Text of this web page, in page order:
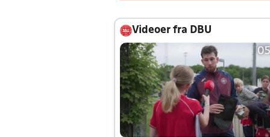
Videoer fra DBU